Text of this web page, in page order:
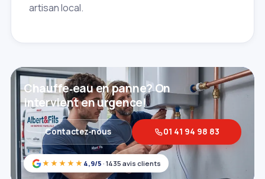
artisan local.
★★★★★ 4,9/5 · 1435 avis clients
Chauffe‑eau en panne? On
intervient en urgence!
Contactez‑nous 01 41 94 98 83